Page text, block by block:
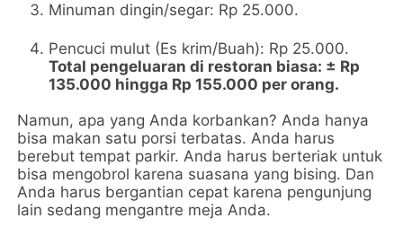
Minuman dingin/segar: Rp 25.000.
Pencuci mulut (Es krim/Buah): Rp 25.000.
Total pengeluaran di restoran biasa: ± Rp
135.000 hingga Rp 155.000 per orang.
Namun, apa yang Anda korbankan? Anda hanya
bisa makan satu porsi terbatas. Anda harus
berebut tempat parkir. Anda harus berteriak untuk
bisa mengobrol karena suasana yang bising. Dan
Anda harus bergantian cepat karena pengunjung
lain sedang mengantre meja Anda.